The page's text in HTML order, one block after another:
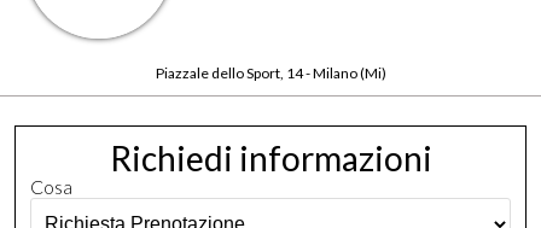
Piazzale dello Sport, 14 - Milano (Mi)
Richiedi informazioni
Cosa